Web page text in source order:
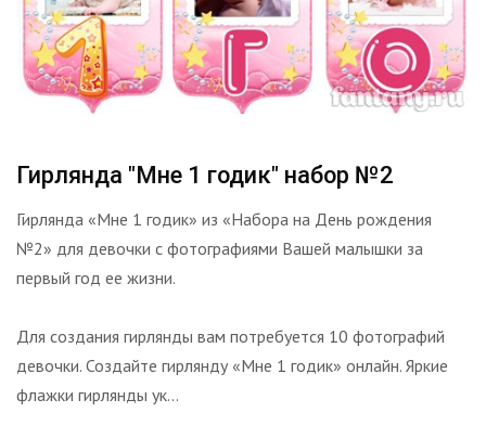
Гирлянда "Мне 1 годик" набор №2
Гирлянда «Мне 1 годик» из «Набора на День рождения
№2» для девочки с фотографиями Вашей малышки за
первый год ее жизни.
Для создания гирлянды вам потребуется 10 фотографий
девочки. Создайте гирлянду «Мне 1 годик» онлайн. Яркие
флажки гирлянды ук...